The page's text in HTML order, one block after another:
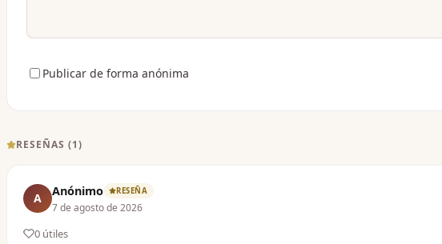
Publicar de forma anónima
RESEÑAS (1)
A Anónimo RESEÑA
7 de agosto de 2026
0 útiles